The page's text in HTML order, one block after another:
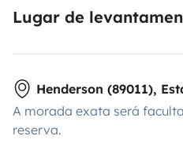
Lugar de
Henderson (89011),
A morada exata será
reserva.